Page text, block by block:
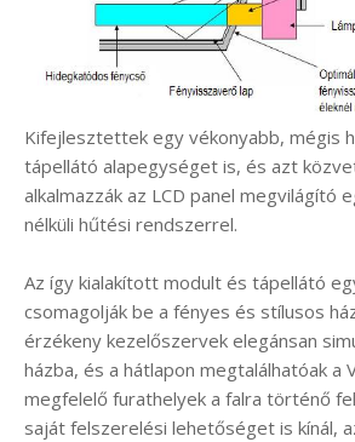
Kifejlesztettek egy vékonyabb, mégis
tápellátó alapegységet is, és azt
alkalmazzák az LCD panel megvilágító
nélküli hűtési rendszerrel.
Az így kialakított modult és tápellátó
csomagolják be a fényes és stílusos
érzékeny kezelőszervek elegánsan
házba, és a hátlapon megtalálhatóak a
megfelelő furathelyek a falra történő
saját felszerelési lehetőséget is kínál,